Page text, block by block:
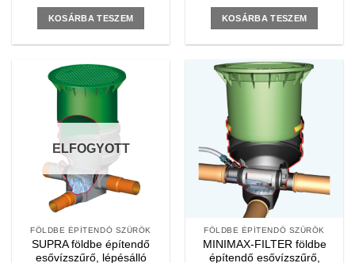
KOSÁRBA TESZEM KOSÁRBA TESZEM
ELFOGYOTT
FÖLDBE ÉPÍTENDŐ SZŰRŐK
SUPRA földbe építendő
esővízszűrő, lépésálló
FÖLDBE ÉPÍTENDŐ SZŰRŐK
MINIMAX-FILTER földbe
építendő esővízszűrő,